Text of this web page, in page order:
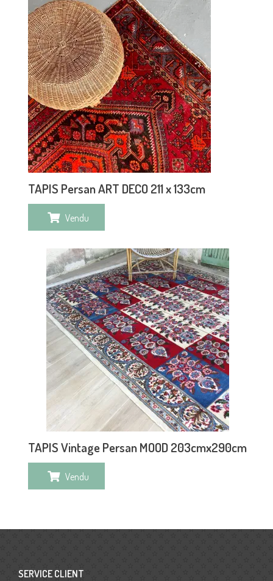
TAPIS Persan ART DECO 211 x 133cm
Vendu
TAPIS Vintage Persan MOOD 203cmx290cm
Vendu
SERVICE CLIENT